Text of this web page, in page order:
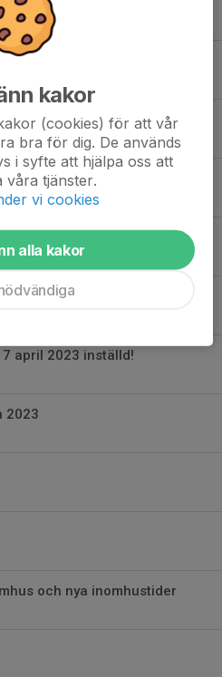
idag 3/10
19/9
8
april 2023 inställd!
2023
och nya inomhustider
kakor
(cookies) för att vår
bra för dig. De används
i syfte att hjälpa oss att
våra tjänster.
vi cookies
alla kakor